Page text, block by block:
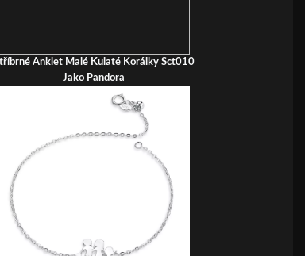
Anklet Malé Kulaté Korálky Sct010
Jako Pandora